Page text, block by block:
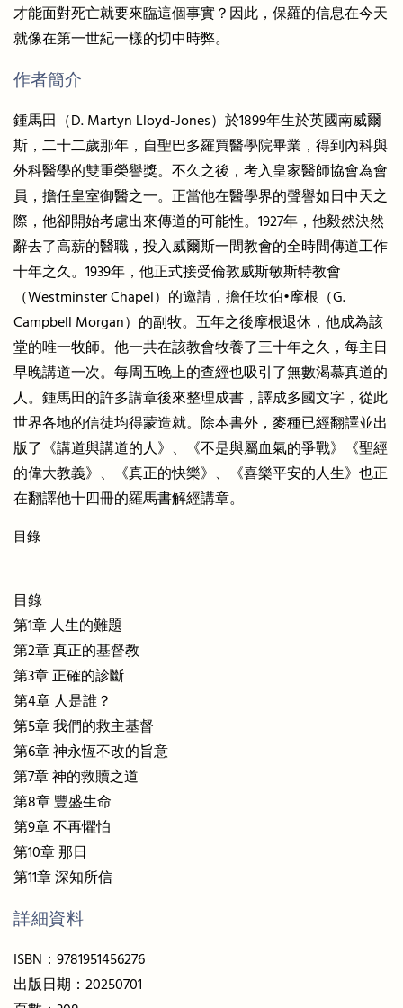
才能面對死亡就要來臨這個事實？因此，保羅的信息在今天
就像在第一世紀一樣的切中時弊。
作者簡介
鍾馬田（D. Martyn Lloyd-Jones）於1899年生於英國南威爾
斯，二十二歲那年，自聖巴多羅買醫學院畢業，得到內科與
外科醫學的雙重榮譽獎。不久之後，考入皇家醫師協會為會
員，擔任皇室御醫之一。正當他在醫學界的聲譽如日中天之
際，他卻開始考慮出來傳道的可能性。1927年，他毅然決然
辭去了高薪的醫職，投入威爾斯一間教會的全時間傳道工作
十年之久。1939年，他正式接受倫敦威斯敏斯特教會
（Westminster Chapel）的邀請，擔任坎伯•摩根（G.
Campbell Morgan）的副牧。五年之後摩根退休，他成為該
堂的唯一牧師。他一共在該教會牧養了三十年之久，每主日
早晚講道一次。每周五晚上的查經也吸引了無數渴慕真道的
人。鍾馬田的許多講章後來整理成書，譯成多國文字，從此
世界各地的信徒均得蒙造就。除本書外，麥種已經翻譯並出
版了《講道與講道的人》、《不是與屬血氣的爭戰》《聖經
的偉大教義》、《真正的快樂》、《喜樂平安的人生》也正
在翻譯他十四冊的羅馬書解經講章。
目錄
目錄
第1章 人生的難題
第2章 真正的基督教
第3章 正確的診斷
第4章 人是誰？
第5章 我們的救主基督
第6章 神永恆不改的旨意
第7章 神的救贖之道
第8章 豐盛生命
第9章 不再懼怕
第10章 那日
第11章 深知所信
詳細資料
ISBN：9781951456276
出版日期：20250701